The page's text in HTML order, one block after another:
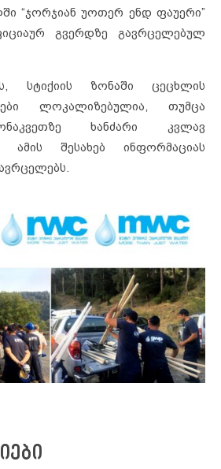
“ჯორჯიან უოთერ ენდ ფაუერი”
გვერდზე გავრცელებულ
სტიქიის ზონაში ცეცხლის
ლოკალიზებულია, თუმცა
ხანძარი კვლავ
შესახებ ინფორმაციას